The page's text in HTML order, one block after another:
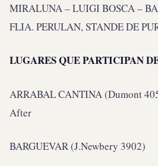
MIRALUNA – LUIGI BOSCA –
FLIA. PERULAN, STANDE DE
LUGARES QUE PARTICIPAN
ARRABAL CANTINA (Dumont
After
BARGUEVAR (J.Newbery 3902)